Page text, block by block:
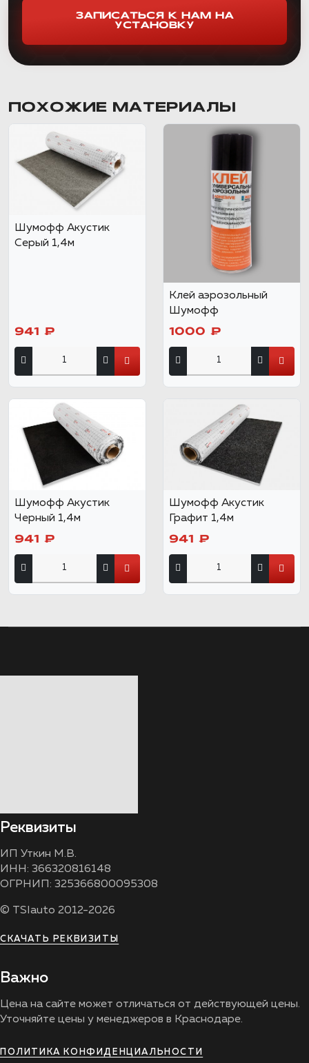
ЗАПИСАТЬСЯ К НАМ НА
УСТАНОВКУ
ПОХОЖИЕ МАТЕРИАЛЫ
Шумофф Акустик
Серый 1,4м
941 ₽
Клей аэрозольный
Шумофф
1000 ₽
Шумофф Акустик
Черный 1,4м
941 ₽
Шумофф Акустик
Графит 1,4м
941 ₽
Реквизиты
ИП Уткин М.В.
ИНН: 366320816148
ОГРНИП: 325366800095308
© TSIauto 2012-2026
СКАЧАТЬ РЕКВИЗИТЫ
Важно
Цена на сайте может отличаться от действующей цены.
Уточняйте цены у менеджеров в Краснодаре.
ПОЛИТИКА КОНФИДЕНЦИАЛЬНОСТИ